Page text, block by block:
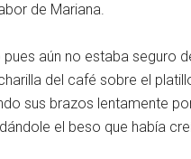
de Mariana.
aún no estaba seguro
del café sobre el
sus brazos lentamente
el beso que había